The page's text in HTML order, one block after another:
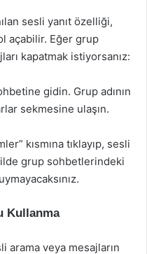
sesli yanıt özelliği,
açabilir. Eğer grup
kapatmak istiyorsanız:
gidin. Grup adının
sekmesine ulaşın.
kısmına tıklayıp, sesli
grup sohbetlerindeki
Kullanma
arama veya mesajların